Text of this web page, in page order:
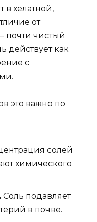
в хелатной,
от
почти чистый
действует как
с
это важно по
солей
химического
Соль подавляет
в почве.